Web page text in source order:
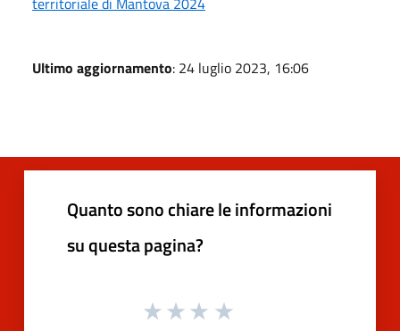
Ultimo aggiornamento: 24 luglio 2023, 16:06
Quanto sono chiare le informazioni
su questa pagina?